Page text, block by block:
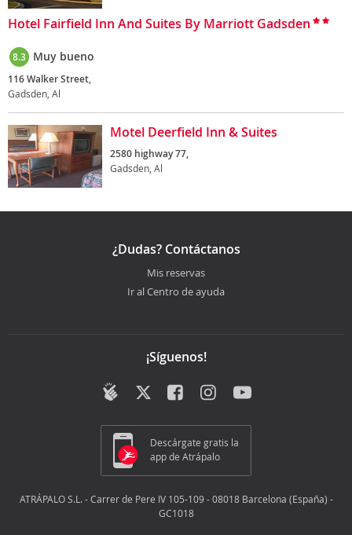
Hotel Fairfield Inn And Suites By Marriott Gadsden
8.3 Muy bueno
116 Walker Street,
Gadsden, Al
Motel Deerfield Inn & Suites
2580 highway 77,
Gadsden, Al
¿Dudas? Contáctanos
Mis reservas
Ir al Centro de ayuda
¡Síguenos!
Descárgate gratis la
app de Atrápalo
ATRÁPALO S.L. - Carrer de Pere IV 105-109 - 08018 Barcelona (España) -
GC1018